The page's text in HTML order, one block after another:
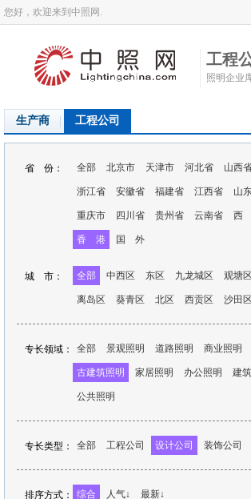
您好，欢迎来到中照网.
工程
照明企业
生产商 工程公司
省 份： 全部 北京市 天津市 河北省 山西
浙江省 安徽省 福建省 江西省 山
重庆市 四川省 贵州省 云南省 西
香 港 国 外
城 市： 全部 中西区 东区 九龙城区 观塘区
离岛区 葵青区 北区 西贡区 沙田区
专长领域： 全部 景观照明 道路照明 商业照明
古建筑照明 家居照明 办公照明 建
公共照明
专长类型： 全部 工程公司 设计公司 装饰公司
排序方式： 综合 人气↓ 最新↓